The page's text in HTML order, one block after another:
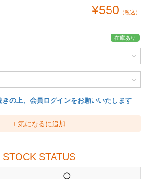
¥550 （税込）
在庫あり
きの上、会員ログインをお願いいたします
+ 気になるに追加
STOCK STATUS
◯